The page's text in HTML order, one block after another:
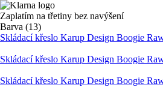
Zaplatím na třetiny bez navýšení
Barva (13)
Skládací křeslo Karup Design Boogie
Skládací křeslo Karup Design Boogie
Skládací křeslo Karup Design Boogie